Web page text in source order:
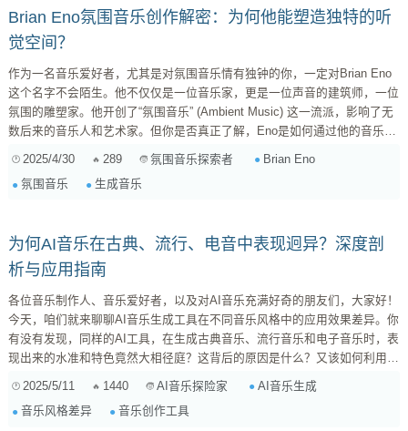
Brian Eno氛围音乐创作解密：为何他能塑造独特的听
觉空间？
作为一名音乐爱好者，尤其是对氛围音乐情有独钟的你，一定对Brian Eno
这个名字不会陌生。他不仅仅是一位音乐家，更是一位声音的建筑师，一位
氛围的雕塑家。他开创了“氛围音乐” (Ambient Music) 这一流派，影响了无
数后来的音乐人和艺术家。但你是否真正了解，Eno是如何通过他的音乐理
入探索Brian Eno的音乐世界，揭秘他创作背后的哲学与技巧。 氛围音乐的
先锋：Brian Eno是谁？ 在深入探讨Eno的创作之前，我们先简单了解一下
2025/4/30 289 氛围音乐探索者
Brian Eno
氛围音乐
生成音乐
为何AI音乐在古典、流行、电音中表现迥异？深度剖
析与应用指南
各位音乐制作人、音乐爱好者，以及对AI音乐充满好奇的朋友们，大家好！
今天，咱们就来聊聊AI音乐生成工具在不同音乐风格中的应用效果差异。你
有没有发现，同样的AI工具，在生成古典音乐、流行音乐和电子音乐时，表
现出来的水准和特色竟然大相径庭？这背后的原因是什么？又该如何利用这
古典音乐，作为音乐艺术的瑰宝，以其严谨的结构、复杂的和声、精妙的配
器和深邃的情感表达而著称。要让AI理解并创作出像巴赫、莫扎特、贝多芬
2025/5/11 1440 AI音乐探险家
AI音乐生成
音乐风格差异
音乐创作工具